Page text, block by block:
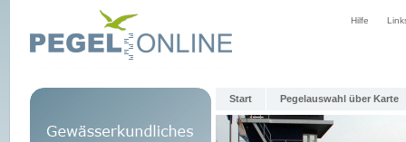
Hilfe
Start Pegelauswahl über Karte